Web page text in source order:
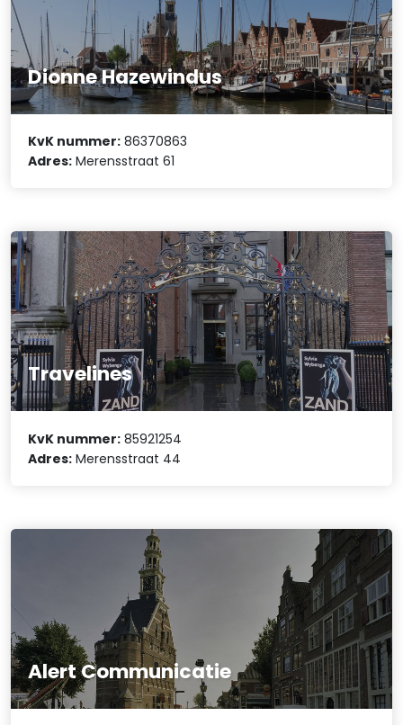
Dionne Hazewindus
KvK nummer: 86370863
Adres: Merensstraat 61
Travelines
KvK nummer: 85921254
Adres: Merensstraat 44
Alert Communicatie